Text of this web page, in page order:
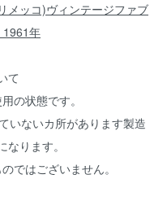
メッコ)ヴィンテージファブ
1961年
て
の状態です。
いないカ所があります製造
ります。
ではございません。